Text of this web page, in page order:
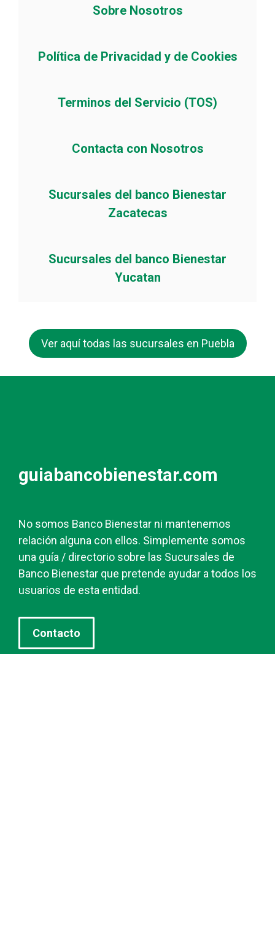
Sobre Nosotros
Política de Privacidad y de Cookies
Terminos del Servicio (TOS)
Contacta con Nosotros
Sucursales del banco Bienestar
Zacatecas
Sucursales del banco Bienestar
Yucatan
Ver aquí todas las sucursales en Puebla
guiabancobienestar.com
No somos Banco Bienestar ni mantenemos
relación alguna con ellos. Simplemente somos
una guía / directorio sobre las Sucursales de
Banco Bienestar que pretende ayudar a todos los
usuarios de esta entidad.
Contacto